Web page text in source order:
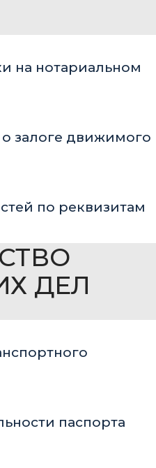
на нотариальном
залоге движимого
по реквизитам
ДЕЛ
паспорта